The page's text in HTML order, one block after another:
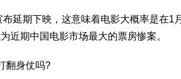
延期下映，这意味着电影大概率是在1
近期中国电影市场最大的票房惨案。
翻身仗吗?